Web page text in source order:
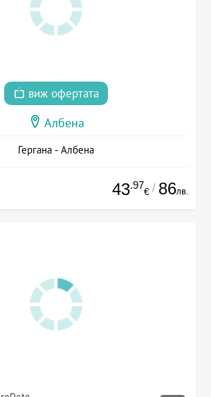
виж офертата
Албена
Гергана - Албена
43.97
€ / 86лв.